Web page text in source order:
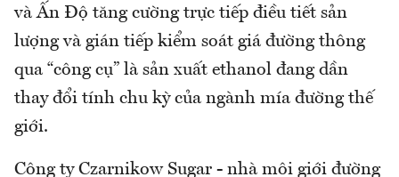
và Ấn Độ tăng cường trực tiếp điều tiết sản
lượng và gián tiếp kiểm soát giá đường thông
qua “công cụ” là sản xuất ethanol đang dần
thay đổi tính chu kỳ của ngành mía đường thế
giới.
Công ty Czarnikow Sugar - nhà môi giới đường